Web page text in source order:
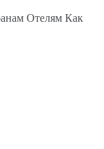
Отелям Как